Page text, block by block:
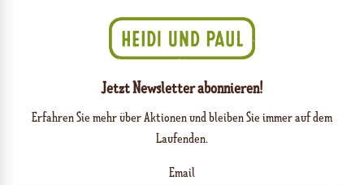
Jetzt Newsletter abonnieren!
Erfahren Sie mehr über Aktionen und bleiben Sie immer auf dem
Laufenden.
Email